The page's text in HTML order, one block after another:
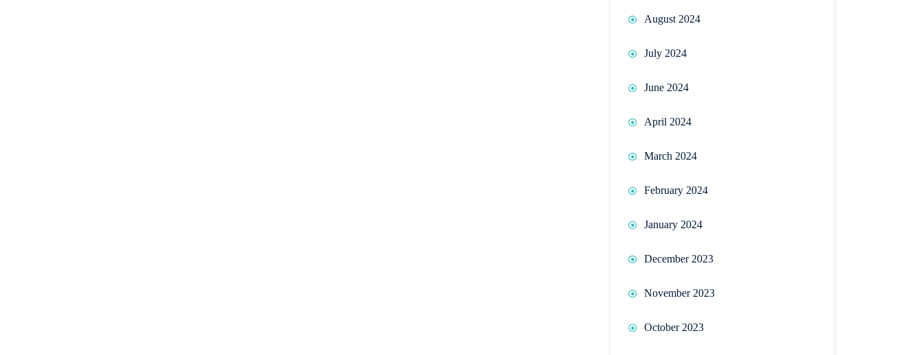
August 2024
July 2024
June 2024
April 2024
March 2024
February 2024
January 2024
December 2023
November 2023
October 2023